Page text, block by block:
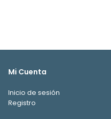
Mi Cuenta
Inicio de sesión
Registro